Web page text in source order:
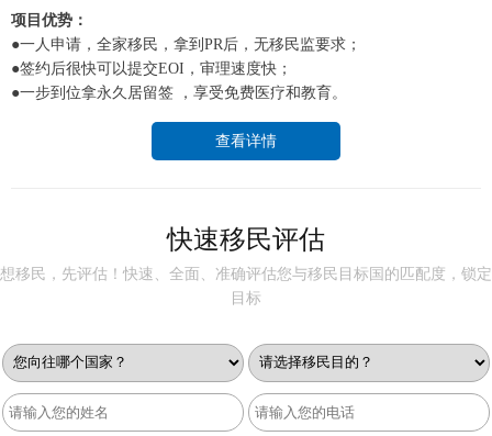
项目优势：
●一人申请，全家移民，拿到PR后，无移民监要求；
●签约后很快可以提交EOI，审理速度快；
●一步到位拿永久居留签 ，享受免费医疗和教育。
查看详情
快速移民评估
想移民，先评估！快速、全面、准确评估您与移民目标国的匹配度，锁定
目标